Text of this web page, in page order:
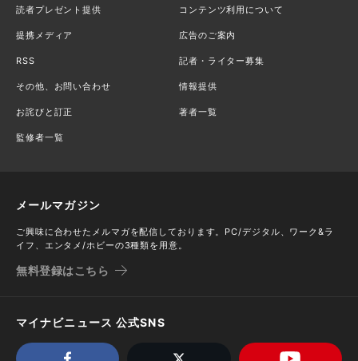
読者プレゼント提供 コンテンツ利用について
提携メディア 広告のご案内
RSS 記者・ライター募集
その他、お問い合わせ 情報提供
お詫びと訂正 著者一覧
監修者一覧
メールマガジン
ご興味に合わせたメルマガを配信しております。PC/デジタル、ワーク&ラ
イフ、エンタメ/ホビーの3種類を用意。
無料登録はこちら
マイナビニュース 公式SNS